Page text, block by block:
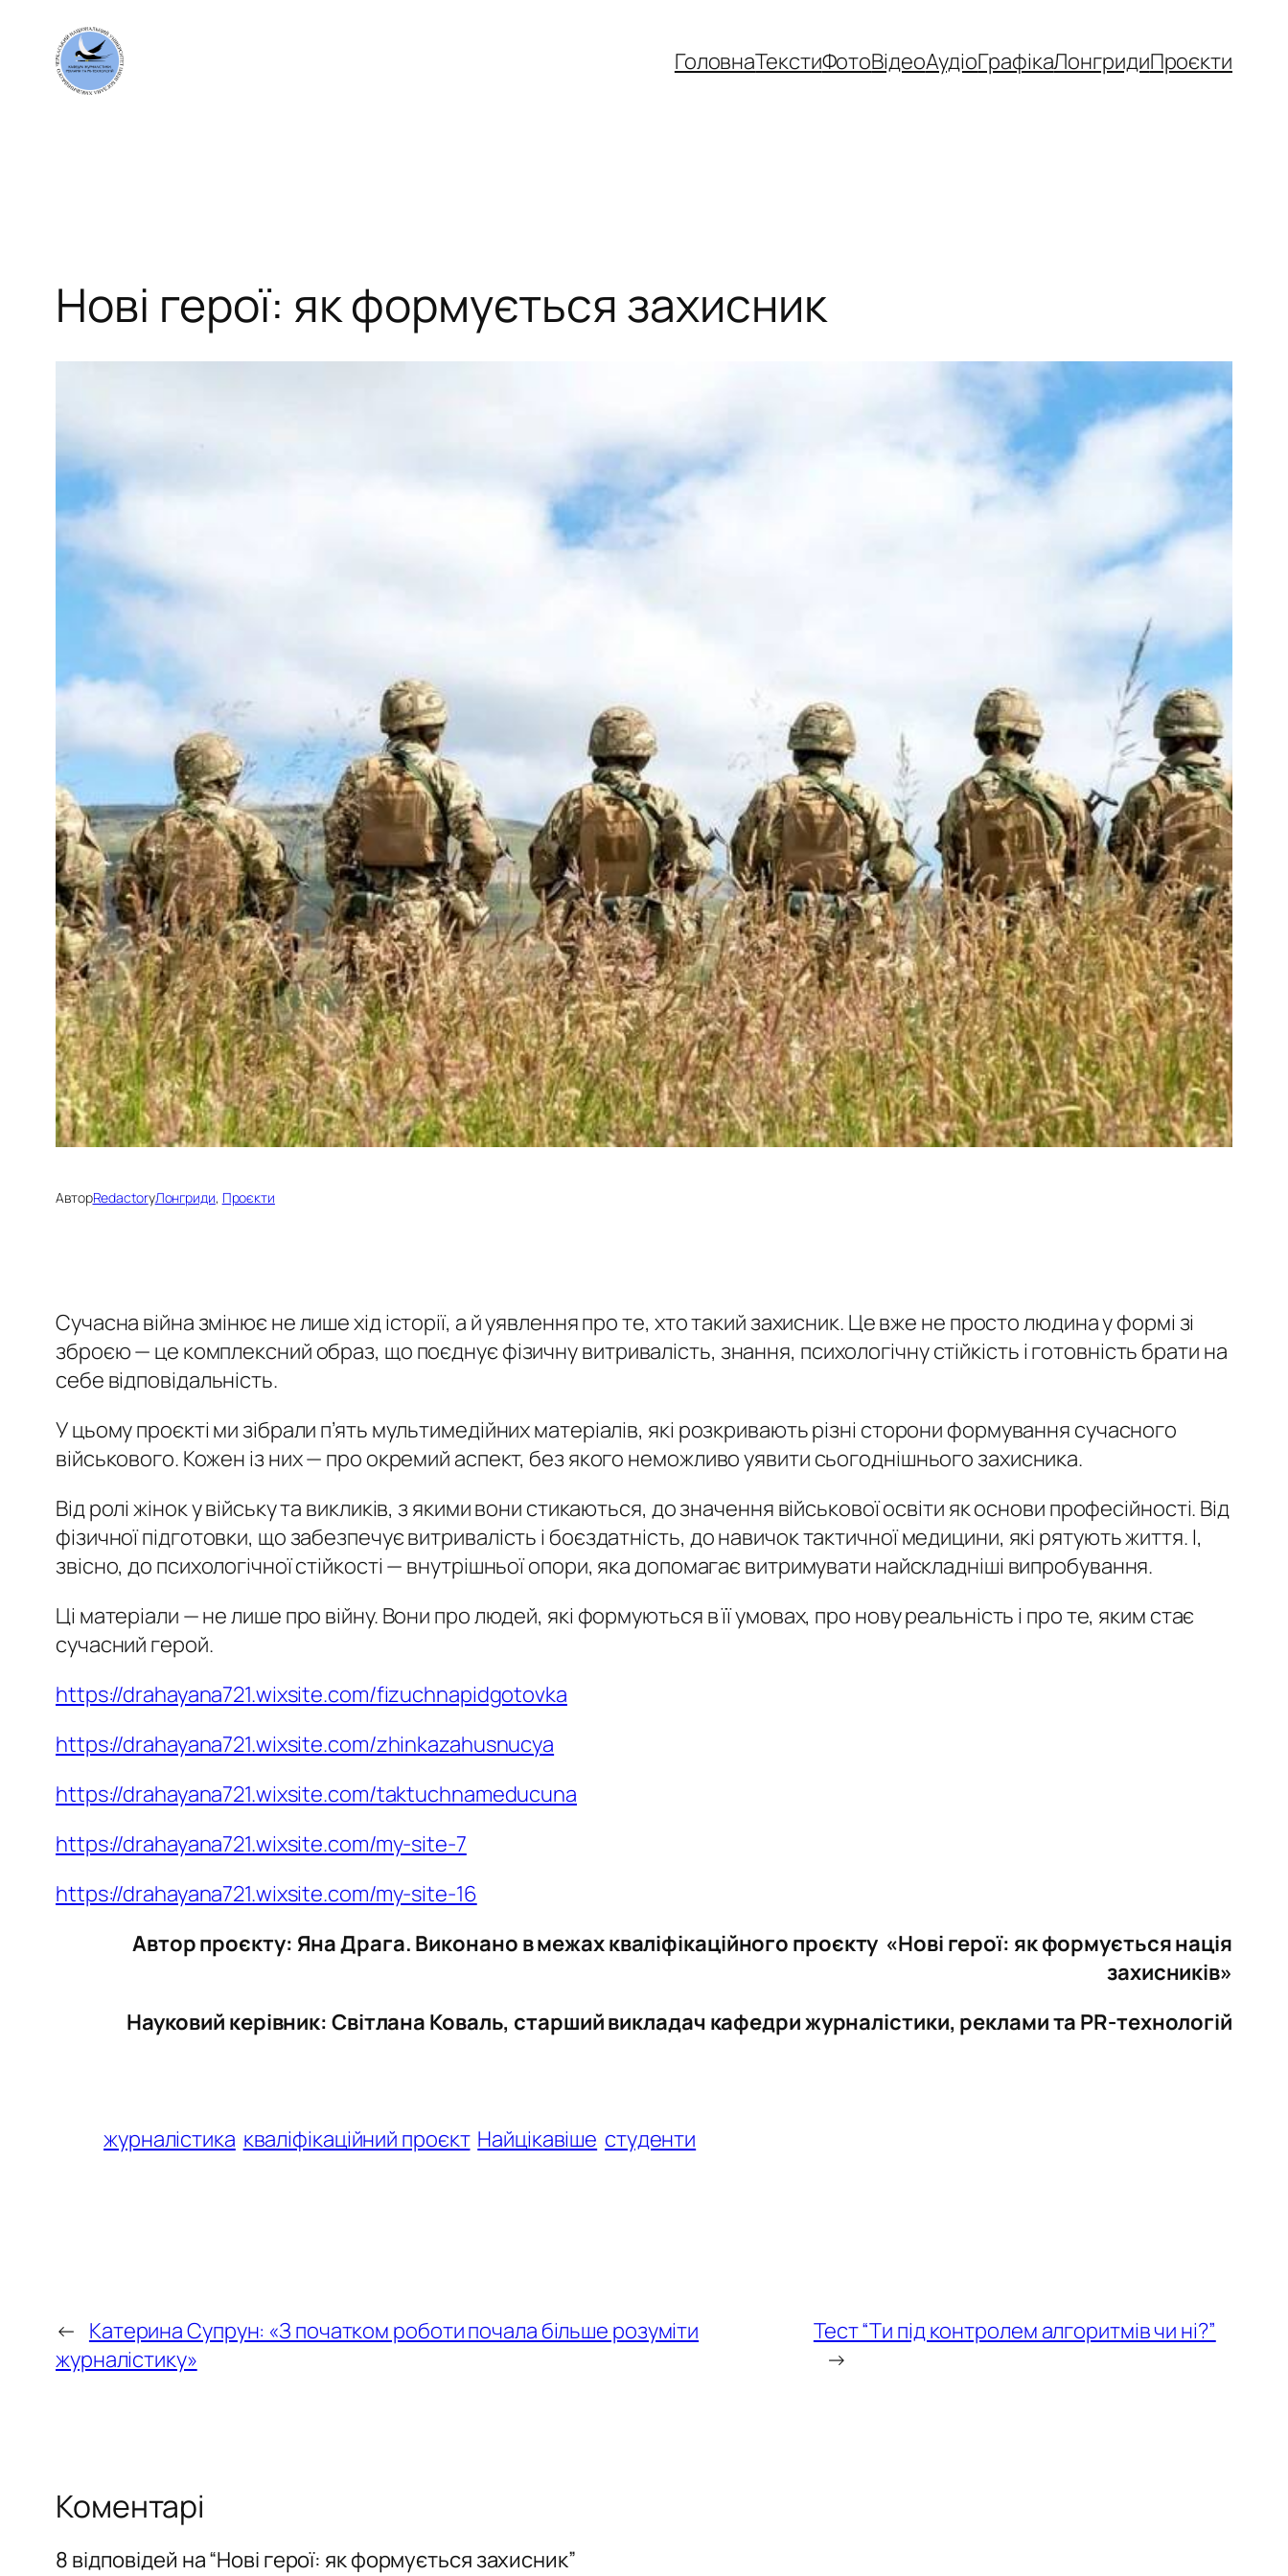
Перейти
вмісту
ГоловнаТекстиФотоВідеоАудіоГрафікаЛонгридиПроєкти
Нові герої: як формується захисник
АвторRedactorуЛонгриди, Проєкти
Сучасна війна змінює не лише хід історії, а й уявлення про те, хто такий захисник. Це вже не просто людина у формі зі
зброєю — це комплексний образ, що поєднує фізичну витривалість, знання, психологічну стійкість і готовність брати на
себе відповідальність.
У цьому проєкті ми зібрали п’ять мультимедійних матеріалів, які розкривають різні сторони формування сучасного
військового. Кожен із них — про окремий аспект, без якого неможливо уявити сьогоднішнього захисника.
Від ролі жінок у війську та викликів, з якими вони стикаються, до значення військової освіти як основи професійності. Від
фізичної підготовки, що забезпечує витривалість і боєздатність, до навичок тактичної медицини, які рятують життя. І,
звісно, до психологічної стійкості — внутрішньої опори, яка допомагає витримувати найскладніші випробування.
Ці матеріали — не лише про війну. Вони про людей, які формуються в її умовах, про нову реальність і про те, яким стає
сучасний герой.
https://drahayana721.wixsite.com/fizuchnapidgotovka
https://drahayana721.wixsite.com/zhinkazahusnucya
https://drahayana721.wixsite.com/taktuchnameducuna
https://drahayana721.wixsite.com/my-site-7
https://drahayana721.wixsite.com/my-site-16
Автор проєкту: Яна Драга. Виконано в межах кваліфікаційного проєкту «Нові герої: як формується нація
захисників»
Науковий керівник: Світлана Коваль, старший викладач кафедри журналістики, реклами та PR-технологій
журналістика кваліфікаційний проєкт Найцікавіше студенти
← Катерина Супрун: «З початком роботи почала більше розуміти
журналістику»
Тест “Ти під контролем алгоритмів чи ні?”
→
Коментарі
8 відповідей на “Нові герої: як формується захисник”